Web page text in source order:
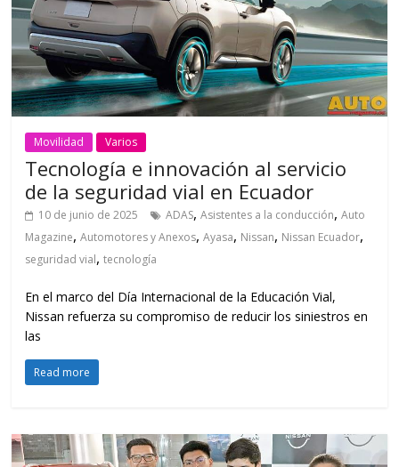
Movilidad Varios
Tecnología e innovación al servicio
de la seguridad vial en Ecuador
10 de junio de 2025 ADAS,Asistentes a la conducción,Auto
Magazine,Automotores y Anexos,Ayasa, Nissan, Nissan Ecuador,
seguridad vial,tecnología
En el marco del Día Internacional de la Educación Vial,
Nissan refuerza su compromiso de reducir los siniestros en
las
Read more